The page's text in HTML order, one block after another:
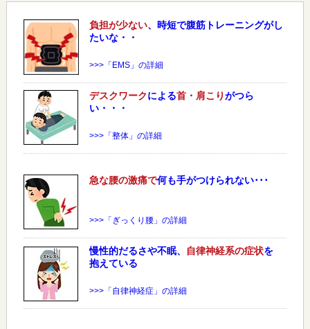
負担が少ない、時短で腹筋トレーニングがし
たいな・・
>>>「EMS」の詳細
デスクワークによる首・肩こりがつら
い・・・
>>>「整体」の詳細
急な腰の激痛で何も手がつけられない･･･
>>>「ぎっくり腰」の詳細
慢性的だるさや不眠、 自律神経系の症状を
抱えている
>>>「自律神経症」の詳細